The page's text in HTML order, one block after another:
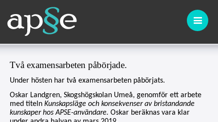
Två examensarbeten påbörjade.
Under hösten har två examensarbeten påbörjats.
Oskar Landgren, Skogshögskolan Umeå, genomför ett arbete
med titeln Kunskapsläge och konsekvenser av bristandande
kunskaper hos APSE-användare. Oskar beräknas vara klar